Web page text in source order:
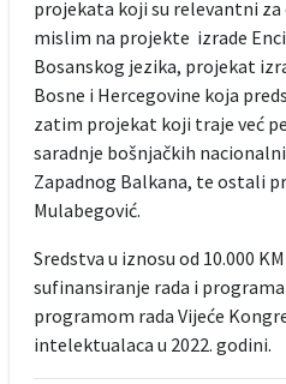
projekata koji su relevantni za
mislim na projekte izrade
Bosanskog jezika, projekat
Bosne i Hercegovine koja
zatim projekat koji traje već
saradnje bošnjačkih
Zapadnog Balkana, te ostali
Mulabegović.
Sredstva u iznosu od 10.000
sufinansiranje rada i
programom rada Vijeće
intelektualaca u 2022. godini.